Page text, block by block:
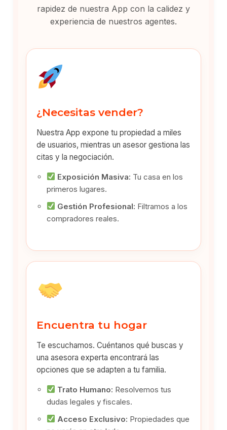
rapidez de nuestra App con la calidez y
experiencia de nuestros agentes.
¿Necesitas vender?
Nuestra App expone tu propiedad a miles
de usuarios, mientras un asesor gestiona las
citas y la negociación.
Exposición Masiva: Tu casa en los
primeros lugares.
Gestión Profesional: Filtramos a los
compradores reales.
Encuentra tu hogar
Te escuchamos. Cuéntanos qué buscas y
una asesora experta encontrará las
opciones que se adapten a tu familia.
Trato Humano: Resolvemos tus
dudas legales y fiscales.
Acceso Exclusivo: Propiedades que